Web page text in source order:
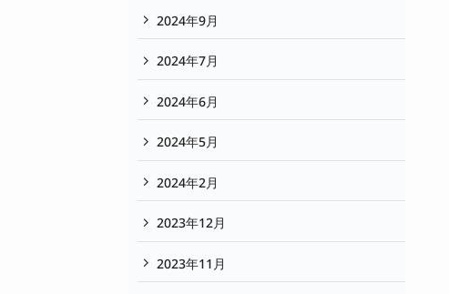
2024年9月
2024年7月
2024年6月
2024年5月
2024年2月
2023年12月
2023年11月